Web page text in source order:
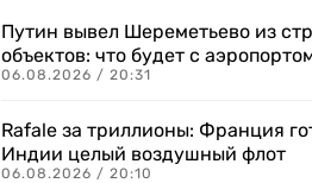
Путин вывел Шереметьево из
объектов: что будет с
06.08.2026 / 20:31
Rafale за триллионы: Франция
Индии целый воздушный флот
06.08.2026 / 20:10